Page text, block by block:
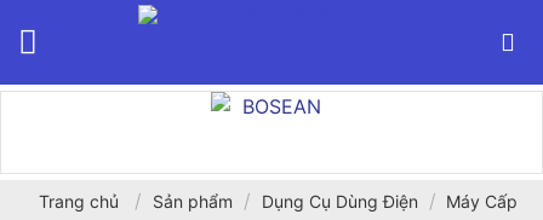
Trang chủ / Sản phẩm / Dụng Cụ Dùng Điện / Máy Cấp